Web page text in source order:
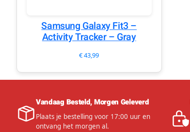
Samsung Galaxy Fit3 –
Activity Tracker – Gray
€43,99
Vandaag Besteld, Morgen Geleverd
Plaats je bestelling voor 17:00 uur en
ontvang het morgen al.